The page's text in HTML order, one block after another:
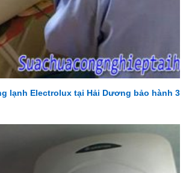
lạnh Electrolux tại Hải Dương bảo hành 3